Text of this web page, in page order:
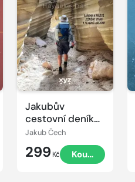
Jakubův
cestovní deník
4.
Jakub Čech
299 Kč Koupit